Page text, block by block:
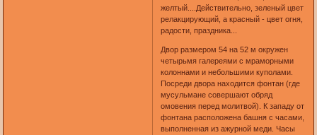
желтый....Действительно, зеленый цвет
релакцирующий, а красный - цвет огня,
радости, праздника...
Двор размером 54 на 52 м окружен
четырьмя галереями с мраморными
колоннами и небольшими куполами.
Посреди двора находится фонтан (где
мусульмане совершают обряд
омовения перед молитвой). К западу от
фонтана расположена башня с часами,
выполненная из ажурной меди. Часы